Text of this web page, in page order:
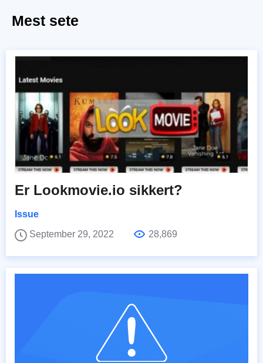
Mest sete
Er Lookmovie.io sikkert?
Issue
September 29, 2022
28,869